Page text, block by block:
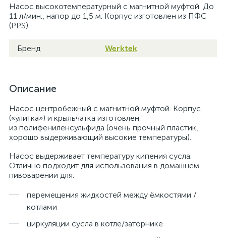
Насос высокотемпературный с магнитной муфтой. До
11 л/мин., напор до 1,5 м. Корпус изготовлен из ПФС
(PPS).
Бренд Werktek
Описание
Насос центробежный с магнитной муфтой. Корпус
(«улитка») и крыльчатка изготовлен
из полифениленсульфида (очень прочный пластик,
хорошо выдерживающий высокие температуры).
Насос выдерживает температуру кипения сусла.
Отлично подходит для использования в домашнем
пивоварении для:
перемещения жидкостей между ёмкостями /
котлами
циркуляции сусла в котле/заторнике